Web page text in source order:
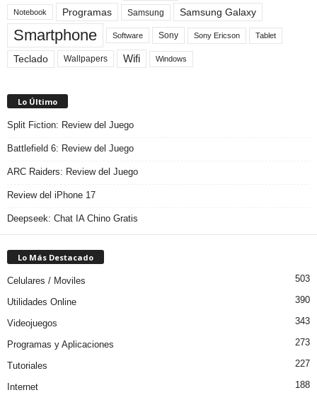
Notebook Programas Samsung Samsung Galaxy
Smartphone Software Sony Sony Ericson Tablet
Teclado Wallpapers Wifi Windows
Lo Último
Split Fiction: Review del Juego
Battlefield 6: Review del Juego
ARC Raiders: Review del Juego
Review del iPhone 17
Deepseek: Chat IA Chino Gratis
Lo Más Destacado
Celulares / Moviles 503
Utilidades Online 390
Videojuegos 343
Programas y Aplicaciones 273
Tutoriales 227
Internet 188